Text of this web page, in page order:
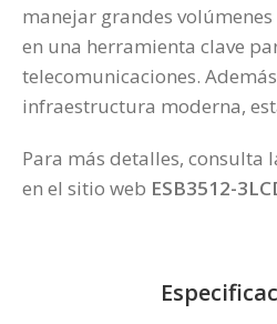
manejar grandes
en una herramienta clave
telecomunicaciones.
infraestructura moderna,
Para más detalles, consulta
en el sitio web ESB3512-